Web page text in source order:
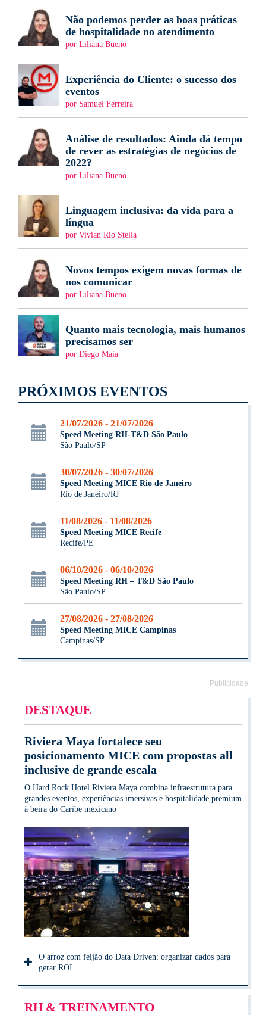
Não podemos perder as boas práticas
de hospitalidade no atendimento
por Liliana Bueno
Experiência do Cliente: o sucesso dos
eventos
por Samuel Ferreira
Análise de resultados: Ainda dá tempo
de rever as estratégias de negócios de
2022?
por Liliana Bueno
Linguagem inclusiva: da vida para a
língua
por Vivian Rio Stella
Novos tempos exigem novas formas de
nos comunicar
por Liliana Bueno
Quanto mais tecnologia, mais humanos
precisamos ser
por Diego Maia
PRÓXIMOS EVENTOS
21/07/2026 - 21/07/2026
Speed Meeting RH-T&D São Paulo
São Paulo/SP
30/07/2026 - 30/07/2026
Speed Meeting MICE Rio de Janeiro
Rio de Janeiro/RJ
11/08/2026 - 11/08/2026
Speed Meeting MICE Recife
Recife/PE
06/10/2026 - 06/10/2026
Speed Meeting RH – T&D São Paulo
São Paulo/SP
27/08/2026 - 27/08/2026
Speed Meeting MICE Campinas
Campinas/SP
Publicidade
DESTAQUE
Riviera Maya fortalece seu
posicionamento MICE com propostas all
inclusive de grande escala
O Hard Rock Hotel Riviera Maya combina infraestrutura para
grandes eventos, experiências imersivas e hospitalidade premium
à beira do Caribe mexicano
O arroz com feijão do Data Driven: organizar dados para
gerar ROI
RH & TREINAMENTO